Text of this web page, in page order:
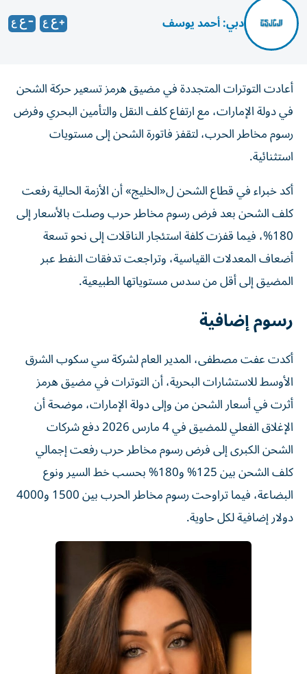
دبي: أحمد يوسف
أعادت التوترات المتجددة في مضيق هرمز تسعير حركة الشحن
في دولة الإمارات، مع ارتفاع كلف النقل والتأمين البحري وفرض
رسوم مخاطر الحرب، لتقفز فاتورة الشحن إلى مستويات
استثنائية.
أكد خبراء في قطاع الشحن ل«الخليج» أن الأزمة الحالية رفعت
كلف الشحن بعد فرض رسوم مخاطر حرب وصلت بالأسعار إلى
180%، فيما قفزت كلفة استئجار الناقلات إلى نحو تسعة
أضعاف المعدلات القياسية، وتراجعت تدفقات النفط عبر
المضيق إلى أقل من سدس مستوياتها الطبيعية.
رسوم إضافية
أكدت عفت مصطفى، المدير العام لشركة سي سكوب الشرق
الأوسط للاستشارات البحرية، أن التوترات في مضيق هرمز
أثرت في أسعار الشحن من وإلى دولة الإمارات، موضحة أن
الإغلاق الفعلي للمضيق في 4 مارس 2026 دفع شركات
الشحن الكبرى إلى فرض رسوم مخاطر حرب رفعت إجمالي
كلف الشحن بين 125% و180% بحسب خط السير ونوع
البضاعة، فيما تراوحت رسوم مخاطر الحرب بين 1500 و4000
دولار إضافية لكل حاوية.